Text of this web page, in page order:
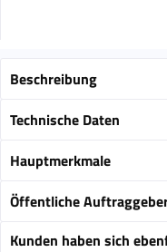
Beschreibung
Technische Daten
Hauptmerkmale
Öffentliche
Kunden haben sich